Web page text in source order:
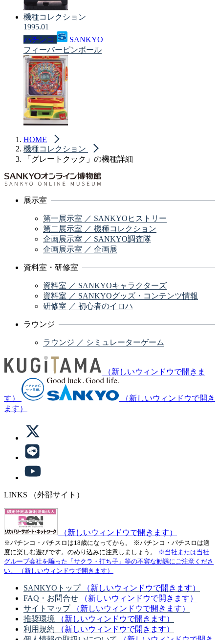
機種コレクション
1995.01
パチンコ
SANKYO
フィーバーピンボール
HOME
機種コレクション
「グレートクック」の機種詳細
展示室
第一展示室 ／ SANKYOヒストリー
第二展示室 ／ 機種コレクション
企画展示室 ／ SANKYO調査隊
企画展示室 ／ 企画展
資料室・研修室
資料室 ／ SANKYOキャラクターズ
資料室 ／ SANKYOグッズ・コンテンツ情報
研修室 ／ 初心者のイロハ
ラウンジ
ラウンジ ／ シミュレーターゲーム
（新しいウィンドウで開きま
す）
（新しいウィンドウで開き
ます）
LINKS （外部サイト）
（新しいウィンドウで開きます）
※パチンコ・パチスロは18歳になってから。
※パチンコ・パチスロは適
度に楽しむ遊びです。のめり込みに注意しましょう。
※当社または当社
グループ会社を騙った「サクラ・打ち子」等の不審な勧誘にご注意くださ
い。
（新しいウィンドウで開きます）
SANKYOトップ
（新しいウィンドウで開きます）
FAQ・お問合せ
（新しいウィンドウで開きます）
サイトマップ
（新しいウィンドウで開きます）
推奨環境
（新しいウィンドウで開きます）
利用規約
（新しいウィンドウで開きます）